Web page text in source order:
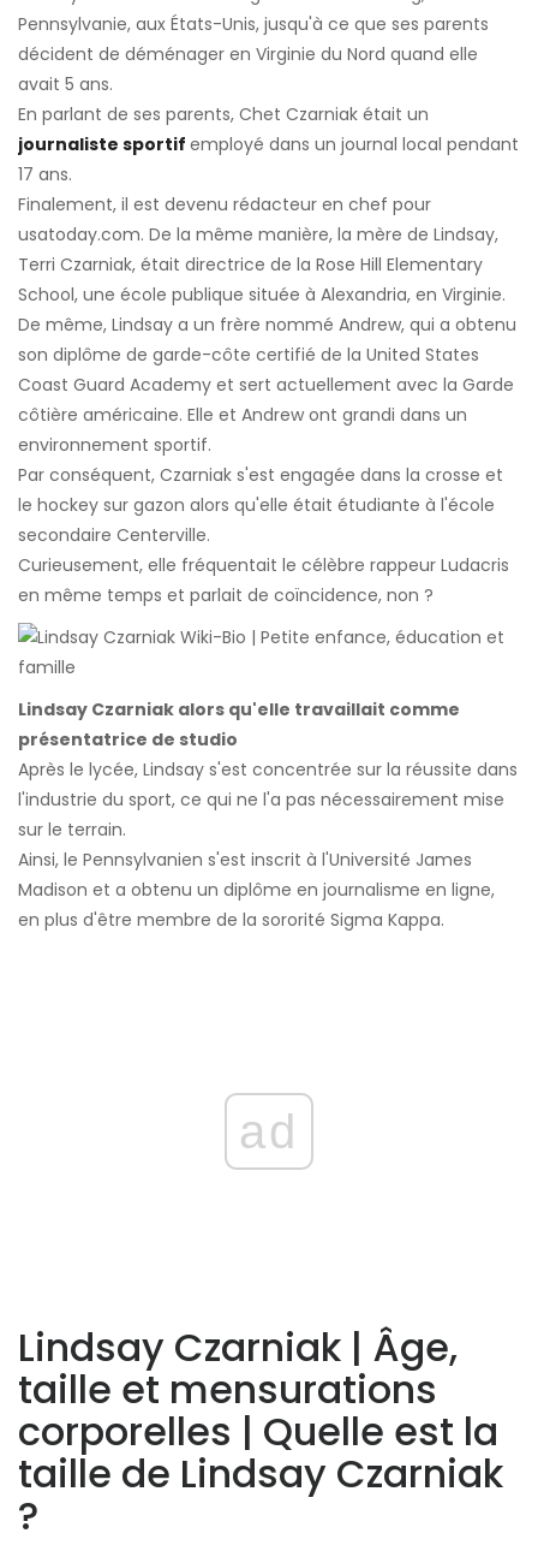
Pennsylvanie, aux États-Unis, jusqu'à ce que ses parents
décident de déménager en Virginie du Nord quand elle
avait 5 ans.
En parlant de ses parents, Chet Czarniak était un
journaliste sportif employé dans un journal local pendant
17 ans.
Finalement, il est devenu rédacteur en chef pour
usatoday.com. De la même manière, la mère de Lindsay,
Terri Czarniak, était directrice de la Rose Hill Elementary
School, une école publique située à Alexandria, en Virginie.
De même, Lindsay a un frère nommé Andrew, qui a obtenu
son diplôme de garde-côte certifié de la United States
Coast Guard Academy et sert actuellement avec la Garde
côtière américaine. Elle et Andrew ont grandi dans un
environnement sportif.
Par conséquent, Czarniak s'est engagée dans la crosse et
le hockey sur gazon alors qu'elle était étudiante à l'école
secondaire Centerville.
Curieusement, elle fréquentait le célèbre rappeur Ludacris
en même temps et parlait de coïncidence, non ?
Lindsay Czarniak alors qu'elle travaillait comme
présentatrice de studio
Après le lycée, Lindsay s'est concentrée sur la réussite dans
l'industrie du sport, ce qui ne l'a pas nécessairement mise
sur le terrain.
Ainsi, le Pennsylvanien s'est inscrit à l'Université James
Madison et a obtenu un diplôme en journalisme en ligne,
en plus d'être membre de la sororité Sigma Kappa.
ad
Lindsay Czarniak | Âge,
taille et mensurations
corporelles | Quelle est la
taille de Lindsay Czarniak
?